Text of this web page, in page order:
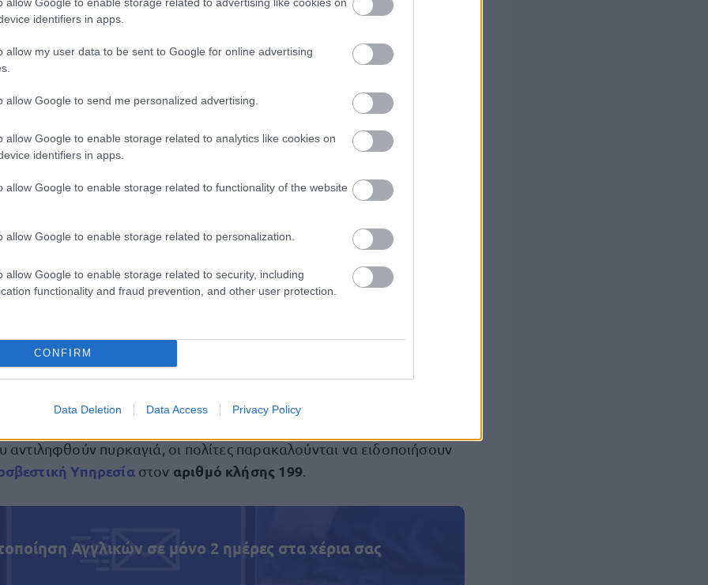
identifiers in apps.
allow my user data to be sent to Google for online advertising
allow Google to send me personalized advertising.
allow Google to enable storage related to analytics like cookies on
identifiers in apps.
allow Google to enable storage related to functionality of the website
allow Google to enable storage related to personalization.
allow Google to enable storage related to security, including
functionality and fraud prevention, and other user protection.
CONFIRM
Data Deletion Data Access Privacy Policy
Πολιτικής Προστασίας έχει ενημερώσει τις αρμόδιες υπηρεσιακά
ώστε να βρίσκονται σεαυξημένη ετοιμότητα πολιτικής
να αντιμετωπίσουν άμεσα τυχόν
που μπορούν να προκαλέσουν πυρκαγιά από αμέλεια, όπως:
χόρτων και κλαδιών ή υπολειμμάτων καθαρισμού
που προκαλούν σπινθήρες όπως δισκοπρίονα, συσκευές
ψησταριών
τσιγάρων
αντιληφθούν πυρκαγιά, οι πολίτες παρακαλούνται να ειδοποιήσουν
Υπηρεσία στον αριθμό κλήσης 199.
Αγγλικών σε μόνο 2 ημέρες στα χέρια σας